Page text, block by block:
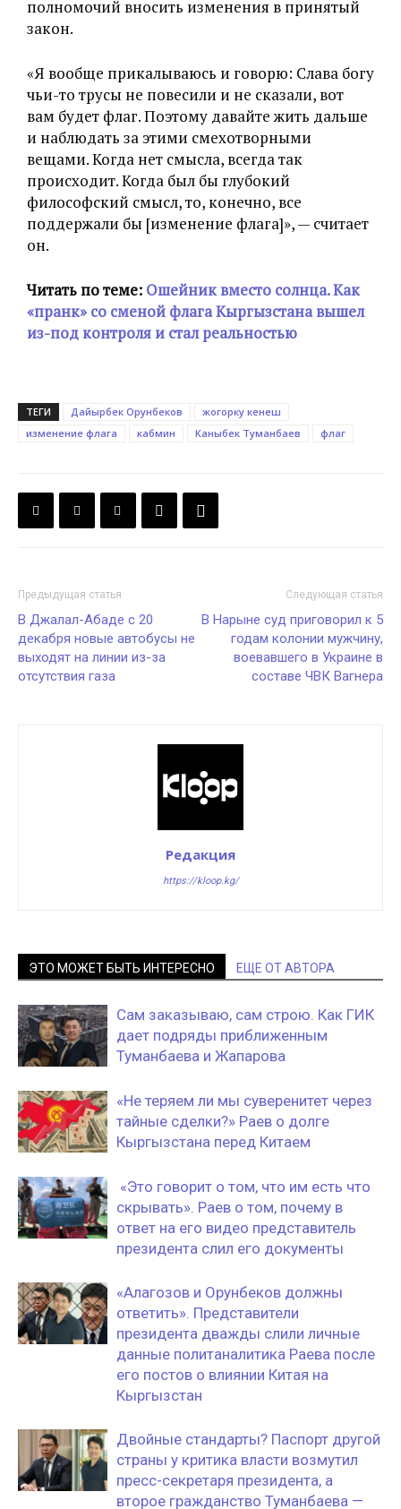
полномочий вносить изменения в принятый
закон.
«Я вообще прикалываюсь и говорю: Слава богу
чьи-то трусы не повесили и не сказали, вот
вам будет флаг. Поэтому давайте жить дальше
и наблюдать за этими смехотворными
вещами. Когда нет смысла, всегда так
происходит. Когда был бы глубокий
философский смысл, то, конечно, все
поддержали бы [изменение флага]», — считает
он.
Читать по теме: Ошейник вместо солнца. Как
«пранк» со сменой флага Кыргызстана вышел
из-под контроля и стал реальностью
ТЕГИ Дайырбек Орунбеков
жогорку кенеш
изменение флага
кабмин Каныбек Туманбаев флаг
Предыдущая статья
В Джалал-Абаде с 20
декабря новые автобусы не
выходят на линии из-за
отсутствия газа
Следующая статья
В Нарыне суд приговорил к 5
годам колонии мужчину,
воевавшего в Украине в
составе ЧВК Вагнера
Редакция
https://kloop.kg/
ЭТО МОЖЕТ БЫТЬ ИНТЕРЕСНО ЕЩЕ ОТ АВТОРА
Сам заказываю, сам строю. Как ГИК
дает подряды приближенным
Туманбаева и Жапарова
«Не теряем ли мы суверенитет через
тайные сделки?» Раев о долге
Кыргызстана перед Китаем
«Это говорит о том, что им есть что
скрывать». Раев о том, почему в
ответ на его видео представитель
президента слил его документы
«Алагозов и Орунбеков должны
ответить». Представители
президента дважды слили личные
данные политаналитика Раева после
его постов о влиянии Китая на
Кыргызстан
Двойные стандарты? Паспорт другой
страны у критика власти возмутил
пресс-секретаря президента, а
второе гражданство Туманбаева —